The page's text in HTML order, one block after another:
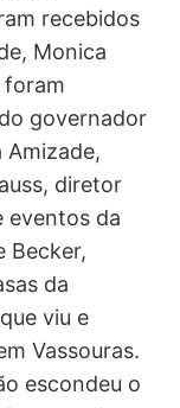
recebidos
Monica
foram
governador
Amizade,
diretor
eventos da
Becker,
da
viu e
Vassouras.
escondeu o